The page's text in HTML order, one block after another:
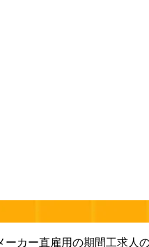
カー直雇用の期間工求人